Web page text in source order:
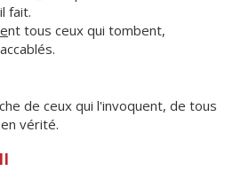
fait.
ent tous ceux qui tombent,
de ceux qui l'invoquent, de tous
vérité.